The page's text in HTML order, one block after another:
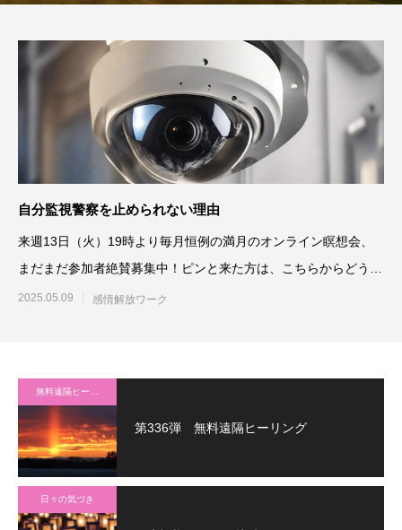
自分監視警察を止められない理由
来週13日（火）19時より毎月恒例の満月のオンライン瞑想会、
まだまだ参加者絶賛募集中！ピンと来た方は、こちらからどう
ぞ。⇒満月のオ
2025.05.09 感情解放ワーク
第336弾 無料遠隔ヒーリング
日々の気づき